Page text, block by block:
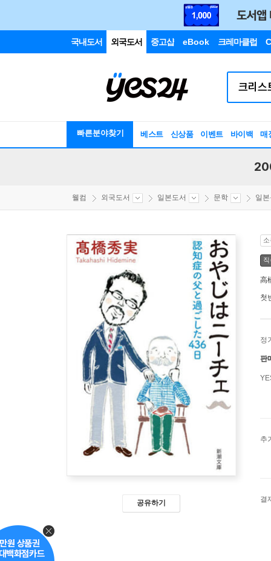
국내도서 외국도서 중고샵 eBook 크레마클럽
빠른분야찾기 베스트 신상품 이벤트 바이백 매
웰컴 외국도서 일본도서 문학 일
공유하기
高
첫
정
판
추
결